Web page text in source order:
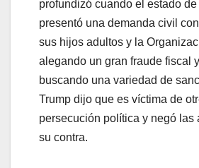
profundizó cuando el estado
presentó una demanda civil
sus hijos adultos y la
alegando un gran fraude fiscal
buscando una variedad de
Trump dijo que es víctima de
persecución política y negó las
su contra.